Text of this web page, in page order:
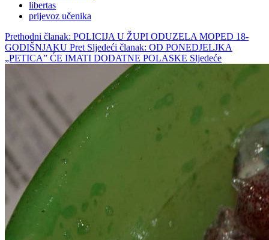
libertas
prijevoz učenika
Prethodni članak: POLICIJA U ŽUPI ODUZELA MOPED 18-
GODIŠNJAKU Pret Sljedeći članak: OD PONEDJELJKA
„PETICA” ĆE IMATI DODATNE POLASKE Sljedeće